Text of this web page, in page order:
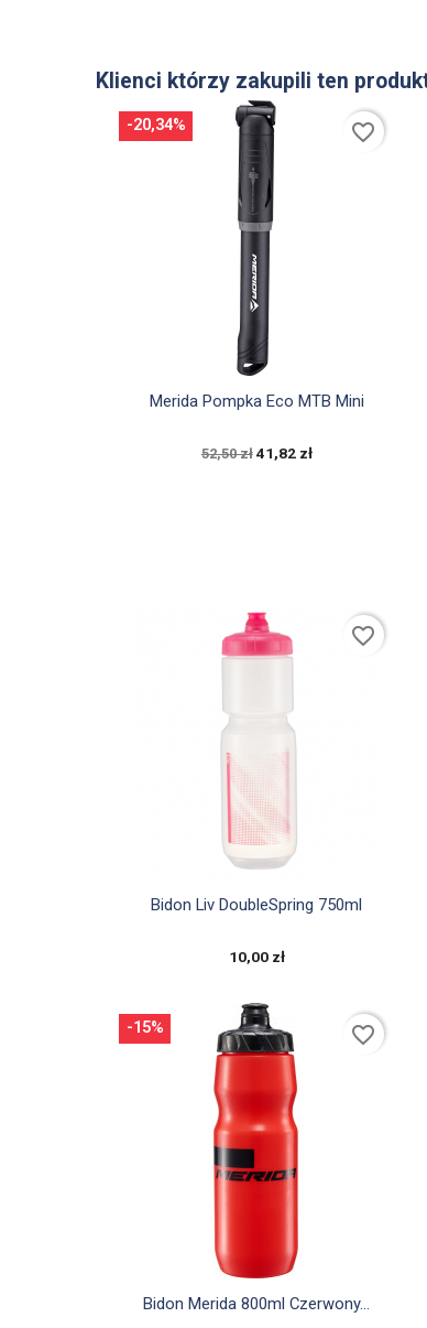
Klienci którzy zakupili ten
Szybki podgląd
Merida Pompka Eco MTB Mini
52,50 zł 41,82 zł
-20,34% favorite_border
Szybki podgląd
Bidon Liv DoubleSpring 750ml
10,00 zł
favorite_border
Szybki podgląd
Bidon Merida 800ml Czerwony...
-15% favorite_border